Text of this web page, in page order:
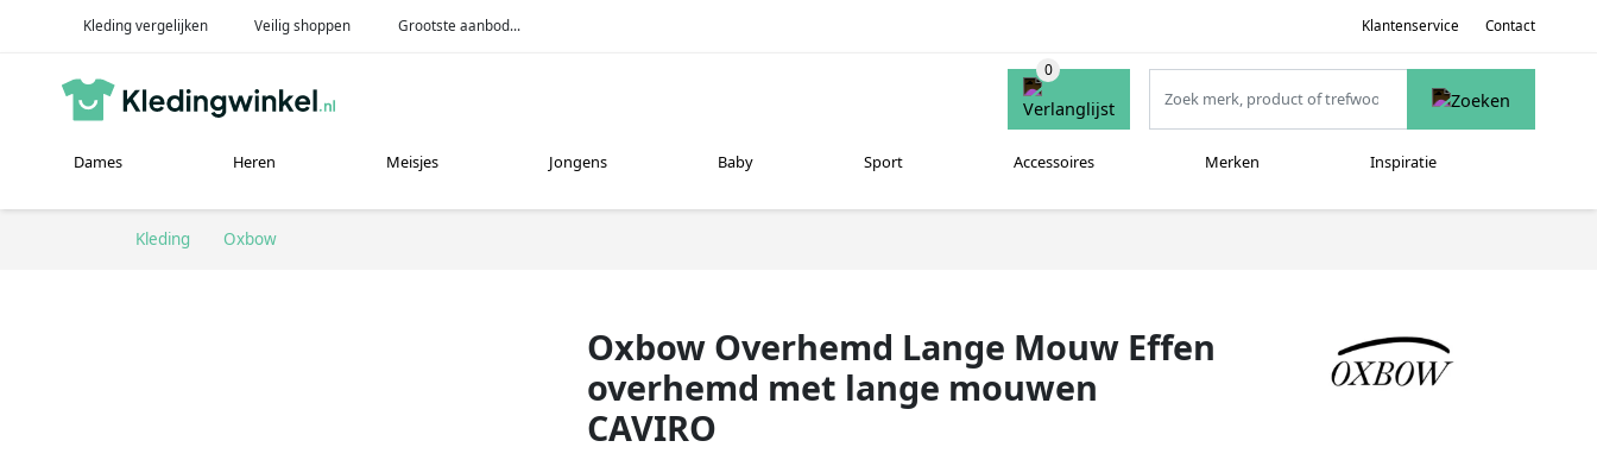
Kleding vergelijken Veilig shoppen Grootste aanbod... Klantenservice Contact
Dames Heren Meisjes Jongens Baby Sport Accessoires Merken Inspiratie
Kleding Oxbow
Oxbow Overhemd Lange Mouw Effen
overhemd met lange mouwen
CAVIRO